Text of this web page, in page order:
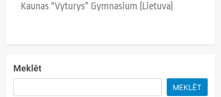
Kaunas “Vyturys” Gymnasium (Lietuva)
Meklēt
MEKLĒT